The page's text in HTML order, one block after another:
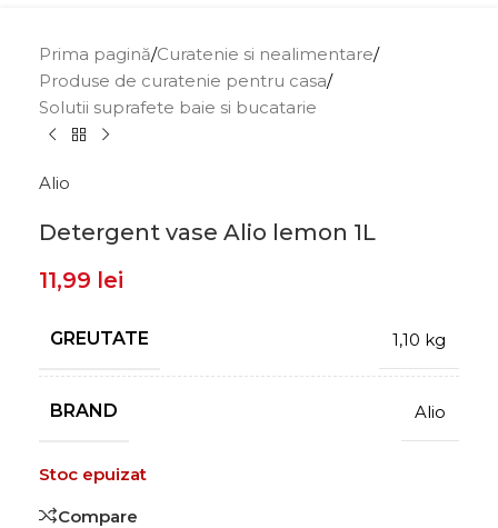
Prima pagină/Curatenie si nealimentare/
Produse de curatenie pentru casa/
Solutii suprafete baie si bucatarie
Alio
Detergent vase Alio lemon 1L
11,99 lei
GREUTATE 1,10 kg
BRAND Alio
Stoc epuizat
Compare